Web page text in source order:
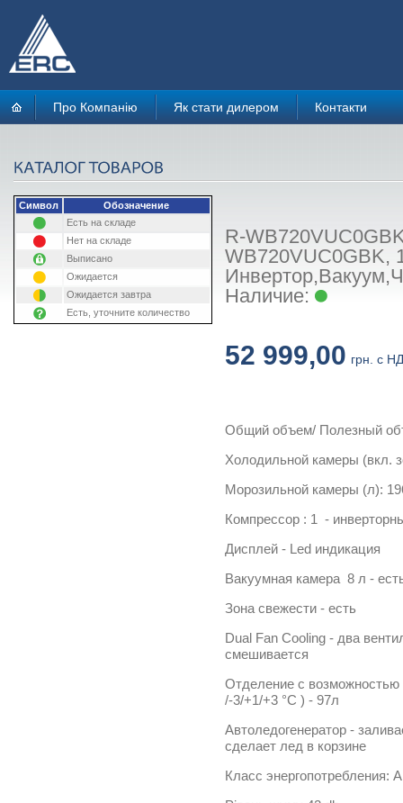
Про Компанію Як стати дилером Контакти
Символ
Обозначение
Есть на складе
Нет на складе
Выписано
Ожидается
Ожидается завтра
Есть, уточните количество
R-
WB720VUC0GBK,
Наличие:
52 999,00 грн. с
Общий объем/ Полезный
Холодильной камеры (вкл.
Морозильной камеры (л):
Компрессор : 1 -
Дисплей - Led индикация
Вакуумная камера 8 л -
Зона свежести - есть
Dual Fan Cooling - два
смешивается
Отделение с
/-3/+1/+3 °C ) - 97л
Автоледогенератор -
сделает лед в корзине
Класс энергопотребления: